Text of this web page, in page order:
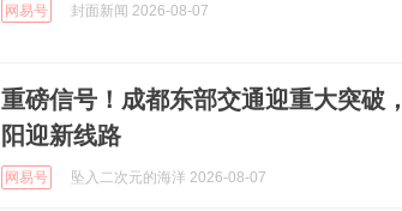
网易号 封面新闻 2026-08-07
重磅信号！成都东部交通迎重大突破
阳迎新线路
网易号 坠入二次元的海洋 2026-08-07